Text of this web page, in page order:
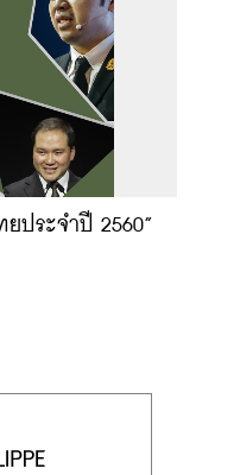
ประจำปี 2560”